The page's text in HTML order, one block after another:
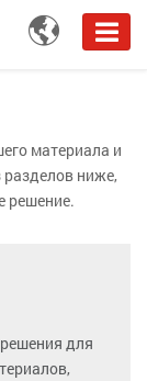

материала и
ниже,
решение.
для